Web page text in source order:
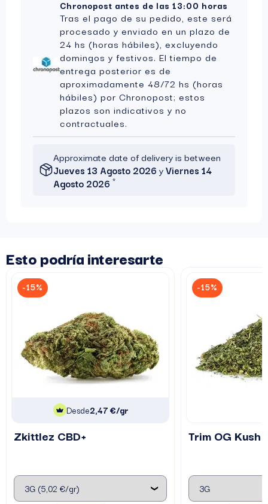
Chronopost antes de las 13:00 horas
Tras el pago de su pedido, este será
procesado y enviado en un plazo de
24 hs (horas hábiles), excluyendo
domingos y festivos. El tiempo de
entrega posterior es de
aproximadamente 48/72 hs (horas
hábiles) por Chronopost; estos
plazos son indicativos y no
contractuales.
Approximate date of delivery is between
Jueves 13 Agosto 2026 yViernes 14
Agosto 2026 *
Esto podría interesarte
Desde2,47 €/gr
Zkittlez CBD+
-15%
Trim OG Kush
-15%